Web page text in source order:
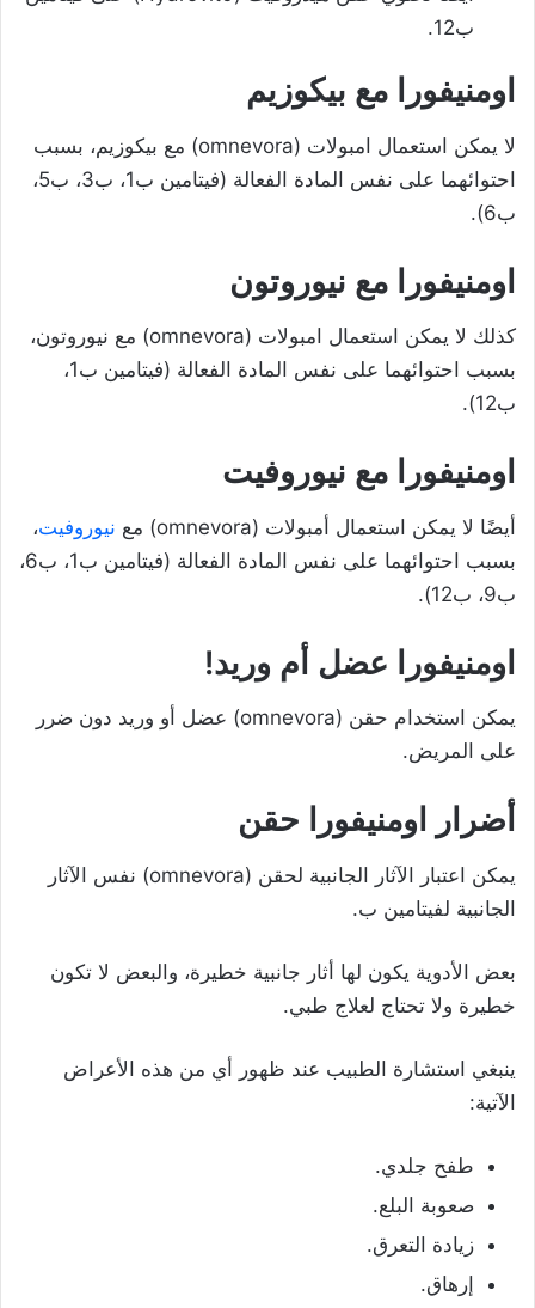
ب12.
اومنيفورا مع بيكوزيم
لا يمكن استعمال امبولات (omnevora) مع بيكوزيم، بسبب
احتوائهما على نفس المادة الفعالة (فيتامين ب1، ب3، ب5،
ب6).
اومنيفورا مع نيوروتون
كذلك لا يمكن استعمال امبولات (omnevora) مع نيوروتون،
بسبب احتوائهما على نفس المادة الفعالة (فيتامين ب1،
ب12).
اومنيفورا مع نيوروفيت
أيضًا لا يمكن استعمال أمبولات (omnevora) مع نيوروفيت،
بسبب احتوائهما على نفس المادة الفعالة (فيتامين ب1، ب6،
ب9، ب12).
اومنيفورا عضل أم وريد!
يمكن استخدام حقن (omnevora) عضل أو وريد دون ضرر
على المريض.
أضرار اومنيفورا حقن
يمكن اعتبار الآثار الجانبية لحقن (omnevora) نفس الآثار
الجانبية لفيتامين ب.
بعض الأدوية يكون لها أثار جانبية خطيرة، والبعض لا تكون
خطيرة ولا تحتاج لعلاج طبي.
ينبغي استشارة الطبيب عند ظهور أي من هذه الأعراض
الآتية:
طفح جلدي.
صعوبة البلع.
زيادة التعرق.
إرهاق.